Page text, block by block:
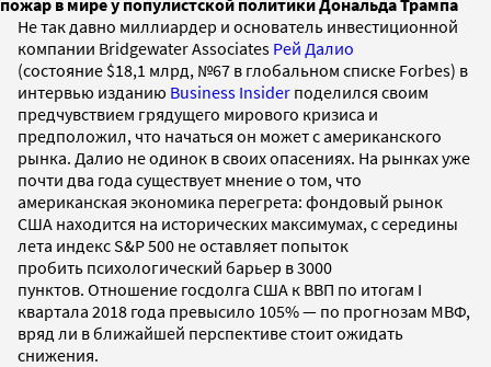
Не так давно миллиардер и основатель инвестиционной
компании Bridgewater Associates Рей Далио
(состояние $18,1 млрд, №67 в глобальном списке Forbes) в
интервью изданию Business Insider поделился своим
предчувствием грядущего мирового кризиса и
предположил, что начаться он может с американского
рынка. Далио не одинок в своих опасениях. На рынках уже
почти два года существует мнение о том, что
американская экономика перегрета: фондовый рынок
США находится на исторических максимумах, с середины
лета индекс S&P500 не оставляет попыток
пробить психологический барьер в 3000
пунктов. Отношение госдолга США к ВВП по итогам I
квартала 2018 года превысило 105%— по прогнозам МВФ,
вряд ли в ближайшей перспективе стоит ожидать
снижения.